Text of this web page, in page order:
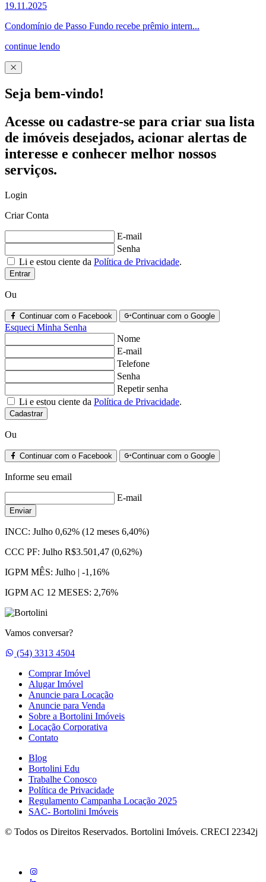
19.11.2025
Condomínio de Passo Fundo recebe prêmio intern...
continue lendo
Seja bem-vindo!
Acesse ou cadastre-se para criar sua lista
de imóveis desejados, acionar alertas de
interesse e conhecer melhor nossos
serviços.
Login
Criar Conta
E-mail
Senha
Li e estou ciente da Política de Privacidade.
Entrar
Ou
Continuar com o Facebook Continuar com o Google
Esqueci Minha Senha
Nome
E-mail
Telefone
Senha
Repetir senha
Li e estou ciente da Política de Privacidade.
Cadastrar
Ou
Continuar com o Facebook Continuar com o Google
Informe seu email
E-mail
Enviar
INCC: Julho 0,62% (12 meses 6,40%)
CCC PF: Julho R$3.501,47 (0,62%)
IGPM MÊS: Julho | -1,16%
IGPM AC 12 MESES: 2,76%
Vamos conversar?
Whatsapp
(54) 3313 4504
Comprar Imóvel
Alugar Imóvel
Anuncie para Locação
Anuncie para Venda
Sobre a Bortolini Imóveis
Locação Corporativa
Contato
Blog
Bortolini Edu
Trabalhe Conosco
Política de Privacidade
Regulamento Campanha Locação 2025
SAC- Bortolini Imóveis
© Todos os Direitos Reservados. Bortolini Imóveis. CRECI 22342j
instagram